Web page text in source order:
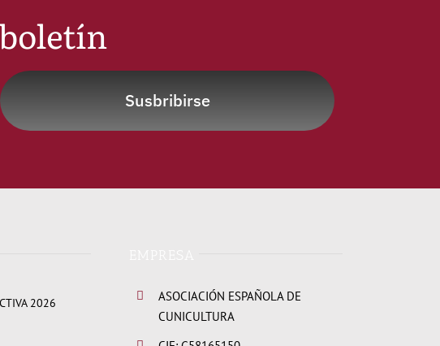
Susbribirse
2026
ASOCIACIÓN ESPAÑOLA DE
CUNICULTURA